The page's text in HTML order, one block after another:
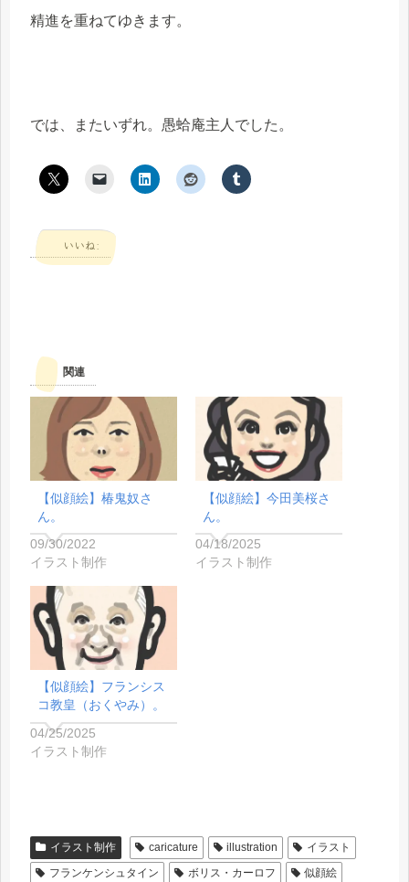
精進を重ねてゆきます。
では、またいずれ。愚蛤庵主人でした。
いいね:
関連
【似顔絵】椿鬼奴さ
ん。
09/30/2022
イラスト制作
【似顔絵】今田美桜さ
ん。
04/18/2025
イラスト制作
【似顔絵】フランシス
コ教皇（おくやみ）。
04/25/2025
イラスト制作
イラスト制作 caricature illustration
イラスト
フランケンシュタイン
ボリス・カーロフ
似顔絵